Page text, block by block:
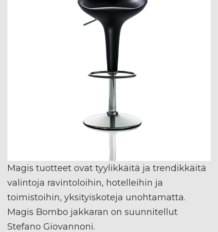
Magis tuotteet ovat tyylikkäitä ja trendikkäitä
valintoja ravintoloihin, hotelleihin ja
toimistoihin, yksityiskoteja unohtamatta.
Magis Bombo jakkaran on suunnitellut
Stefano Giovannoni.